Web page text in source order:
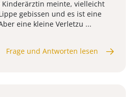
Kinderärztin meinte, vielleicht
gebissen und es ist eine
eine kleine Verletzu ...
Frage und Antworten lesen